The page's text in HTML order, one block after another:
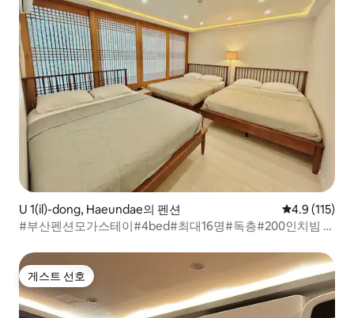
U 1(il)-dong, Haeundae의 펜션 평점 4.9점(5
4.9 (115)
#부산펜션모가스테이#4bed#최대16명#독층#200인치빔 #
게스트 선호
게스트 선호